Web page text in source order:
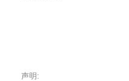
声明: